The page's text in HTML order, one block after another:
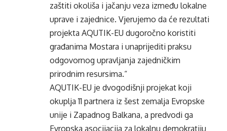
zaštiti okoliša i jačanju veza između lokalne
uprave i zajednice. Vjerujemo da će rezultati
projekta AQUTIK-EU dugoročno koristiti
građanima Mostara i unaprijediti praksu
odgovornog upravljanja zajedničkim
prirodnim resursima.“
AQUTIK-EU je dvogodišnji projekat koji
okuplja 11 partnera iz šest zemalja Evropske
unije i Zapadnog Balkana, a predvodi ga
Evropska asocijacija za lokalnu demokratiju